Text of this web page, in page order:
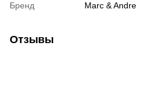
Бренд
Marc & Andre
Отзывы